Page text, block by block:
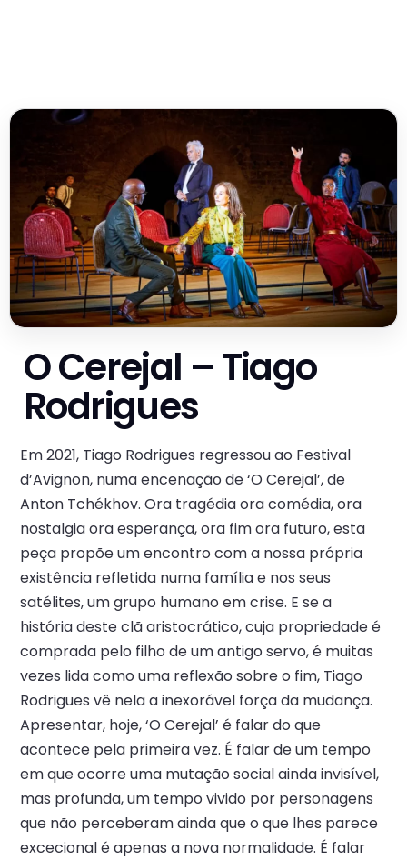
O Cerejal – Tiago
Rodrigues
Em 2021, Tiago Rodrigues regressou ao Festival
d’Avignon, numa encenação de ‘O Cerejal’, de
Anton Tchékhov. Ora tragédia ora comédia, ora
nostalgia ora esperança, ora fim ora futuro, esta
peça propõe um encontro com a nossa própria
existência refletida numa família e nos seus
satélites, um grupo humano em crise. E se a
história deste clã aristocrático, cuja propriedade é
comprada pelo filho de um antigo servo, é muitas
vezes lida como uma reflexão sobre o fim, Tiago
Rodrigues vê nela a inexorável força da mudança.
Apresentar, hoje, ‘O Cerejal’ é falar do que
acontece pela primeira vez. É falar de um tempo
em que ocorre uma mutação social ainda invisível,
mas profunda, um tempo vivido por personagens
que não perceberam ainda que o que lhes parece
excecional é apenas a nova normalidade. É falar